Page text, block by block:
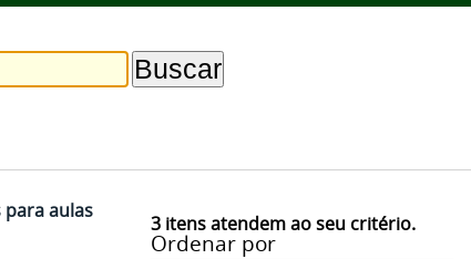
3itens atendem ao seu critério.
Ordenar por
aulas